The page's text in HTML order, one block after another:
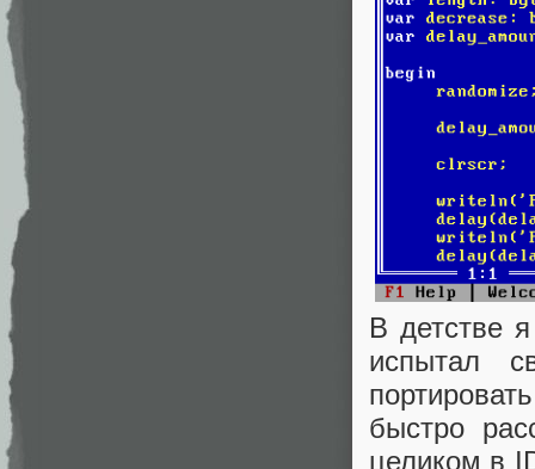
В детстве
испытал
быстро
целиком в